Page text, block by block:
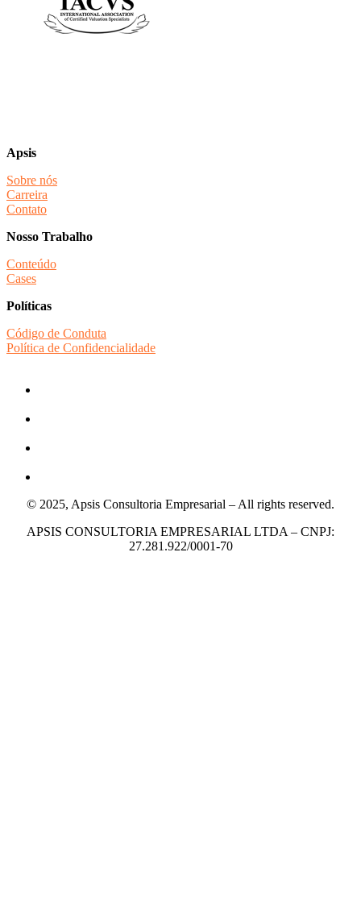
Apsis
Sobre nós
Carreira
Contato
Nosso Trabalho
Conteúdo
Cases
Políticas
Código de Conduta
Política de Confidencialidade
© 2025, Apsis Consultoria Empresarial – All rights reserved.
APSIS CONSULTORIA EMPRESARIAL LTDA – CNPJ:
27.281.922/0001-70